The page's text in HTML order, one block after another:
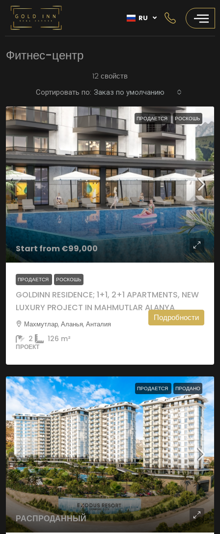
RU
Фитнес-центр
12 свойств
Сортировать по: Заказ по умолчанию
ПРОДАЕТСЯ РОСКОШЬ
Start from€99,000
ПРОДАЕТСЯ РОСКОШЬ
GOLDINN RESIDENCE; 1+1, 2+1 APARTMENTS, NEW
LUXURY PROJECT IN MAHMUTLAR ALANYA
Махмутлар, Аланья, Анталия
2 126 m²
ПРОЕКТ
Подробности
ПРОДАЕТСЯ ПРОДАНО
РАСПРОДАННЫЙ